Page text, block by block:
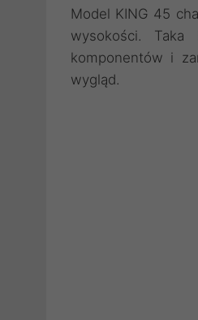
Model KING 45
wysokości.
komponentów i
wygląd.